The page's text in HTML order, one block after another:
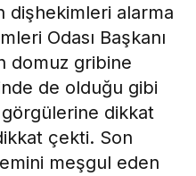
dişhekimleri alarma
Odası Başkanı
domuz gribine
de olduğu gibi
görgülerine dikkat
çekti. Son
meşgul eden